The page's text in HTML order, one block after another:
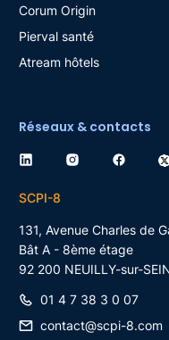
Corum Origin
Pierval santé
Atream hôtels
Réseaux & contacts
SCPI-8
131, Avenue Charles de
Bât A - 8ème étage
92 200 NEUILLY-sur-
01 4 7 38 3 0 07
contact@scpi-8.com